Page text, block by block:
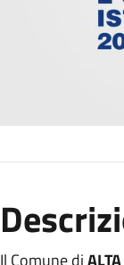
Il Comune di